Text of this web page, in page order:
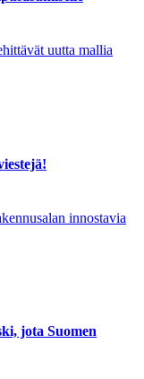
uutta mallia
innostavia
jota Suomen